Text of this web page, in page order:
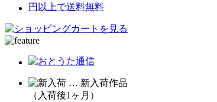
… 新入荷作品
（入荷後1ヶ月）